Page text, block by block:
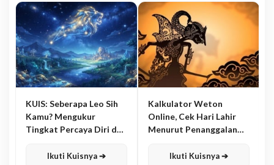
KUIS: Seberapa Leo Sih
Kamu? Mengukur
Tingkat Percaya Diri dan
Ikuti Kuisnya ➔
Kalkulator Weton
Online, Cek Hari Lahir
Menurut Penanggalan
Ikuti Kuisnya ➔